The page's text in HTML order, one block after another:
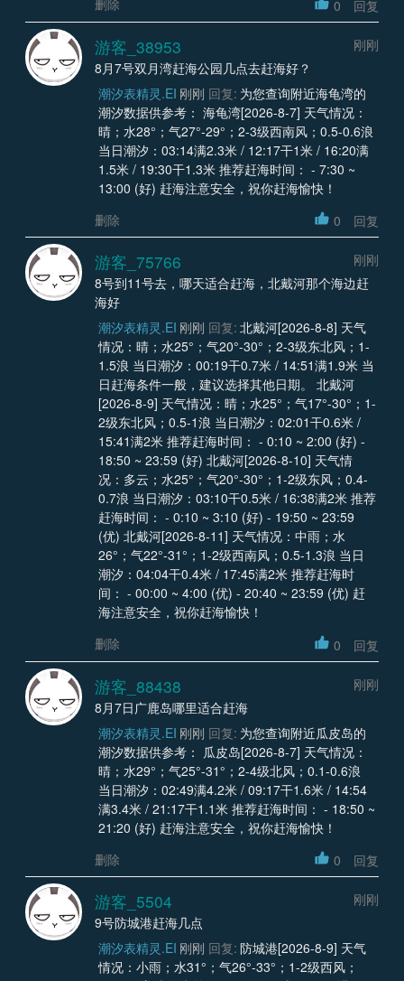
删除 0 回复
游客_38953
刚刚
8月7号双月湾赶海公园几点去赶海好？
潮汐表精灵.EI 刚刚 回复: 为您查询附近海龟湾的
潮汐数据供参考： 海龟湾[2026-8-7] 天气情况：
晴；水28°；气27°-29°；2-3级西南风；0.5-0.6浪
当日潮汐：03:14满2.3米 / 12:17干1米 / 16:20满
1.5米 / 19:30干1.3米 推荐赶海时间： - 7:30 ~
13:00 (好) 赶海注意安全，祝你赶海愉快！
删除
0 回复
游客_75766
刚刚
8号到11号去，哪天适合赶海，北戴河那个海边赶
海好
潮汐表精灵.EI 刚刚 回复: 北戴河[2026-8-8] 天气
情况：晴；水25°；气20°-30°；2-3级东北风；1-
1.5浪 当日潮汐：00:19干0.7米 / 14:51满1.9米 当
日赶海条件一般，建议选择其他日期。 北戴河
[2026-8-9] 天气情况：晴；水25°；气17°-30°；1-
2级东北风；0.5-1浪 当日潮汐：02:01干0.6米 /
15:41满2米 推荐赶海时间： - 0:10 ~ 2:00 (好) -
18:50 ~ 23:59 (好) 北戴河[2026-8-10] 天气情
况：多云；水25°；气20°-30°；1-2级东风；0.4-
0.7浪 当日潮汐：03:10干0.5米 / 16:38满2米 推荐
赶海时间： - 0:10 ~ 3:10 (好) - 19:50 ~ 23:59
(优) 北戴河[2026-8-11] 天气情况：中雨；水
26°；气22°-31°；1-2级西南风；0.5-1.3浪 当日
潮汐：04:04干0.4米 / 17:45满2米 推荐赶海时
间： - 00:00 ~ 4:00 (优) - 20:40 ~ 23:59 (优) 赶
海注意安全，祝你赶海愉快！
删除
0 回复
游客_88438
刚刚
8月7日广鹿岛哪里适合赶海
潮汐表精灵.EI 刚刚 回复: 为您查询附近瓜皮岛的
潮汐数据供参考： 瓜皮岛[2026-8-7] 天气情况：
晴；水29°；气25°-31°；2-4级北风；0.1-0.6浪
当日潮汐：02:49满4.2米 / 09:17干1.6米 / 14:54
满3.4米 / 21:17干1.1米 推荐赶海时间： - 18:50 ~
21:20 (好) 赶海注意安全，祝你赶海愉快！
删除
0 回复
游客_5504
刚刚
9号防城港赶海几点
潮汐表精灵.EI 刚刚 回复: 防城港[2026-8-9] 天气
情况：小雨；水31°；气26°-33°；1-2级西风；